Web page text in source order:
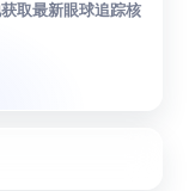
取最新眼球追踪核